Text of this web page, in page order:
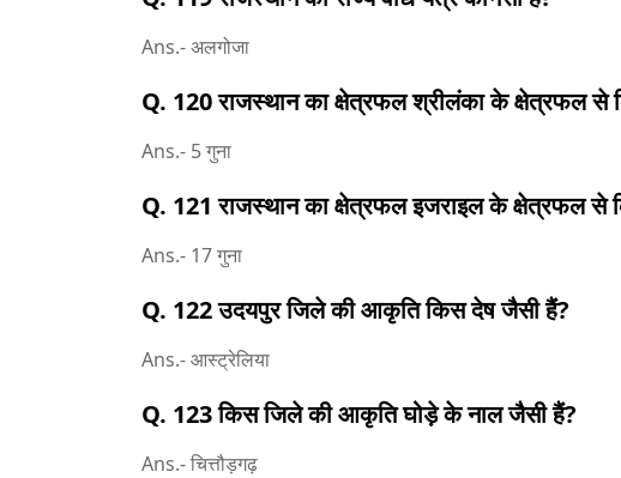
Ans.- अलगोजा
Q. 120 राजस्थान का क्षेत्रफल श्रीलंका के क्षेत्रफल से
Ans.- 5 गुना
Q. 121 राजस्थान का क्षेत्रफल इजराइल के क्षेत्रफल से
Ans.- 17 गुना
Q. 122 उदयपुर जिले की आकृति किस देष जैसी हैं?
Ans.- आस्ट्रेलिया
Q. 123 किस जिले की आकृति घोड़े के नाल जैसी हैं?
Ans.- चित्तौड़गढ़